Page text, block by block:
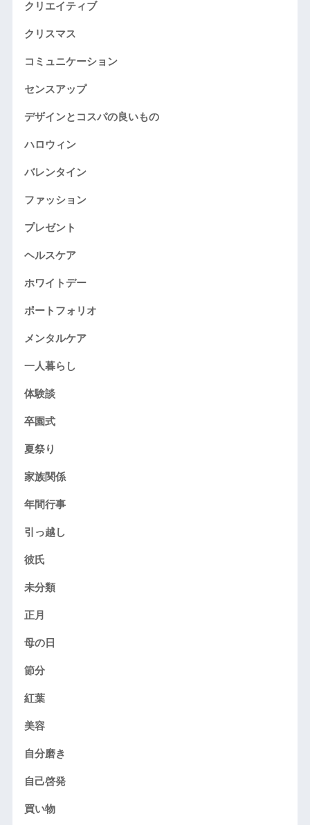
クリエイティブ
クリスマス
コミュニケーション
センスアップ
デザインとコスパの良いもの
ハロウィン
バレンタイン
ファッション
プレゼント
ヘルスケア
ホワイトデー
ポートフォリオ
メンタルケア
一人暮らし
体験談
卒園式
夏祭り
家族関係
年間行事
引っ越し
彼氏
未分類
正月
母の日
節分
紅葉
美容
自分磨き
自己啓発
買い物